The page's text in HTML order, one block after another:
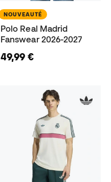
NOUVEAUTÉ
Polo Real Madrid
Fanswear 2026-2027
49,99 €